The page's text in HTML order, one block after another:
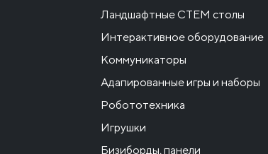
Ландшафтные СТЕМ столы
Интерактивное оборудование
Коммуникаторы
Адапированные игры и наборы
Робототехника
Игрушки
Бизиборды, панели